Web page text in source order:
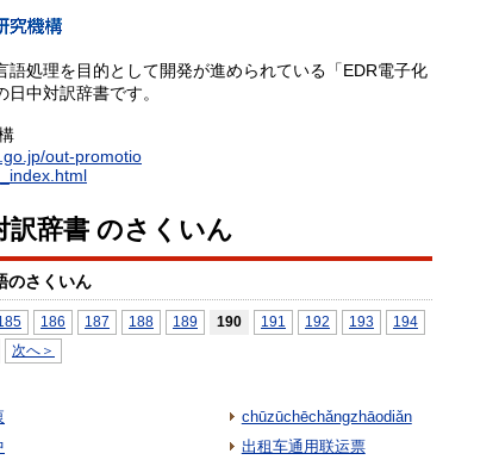
語処理を目的として開発が進められている「EDR電子化
中対訳辞書です。
out-promotio
訳辞書 のさくいん
のさくいん
186 187 188 189 190 191 192 193
194
次へ＞
chūzūchēchǎngzhāodiǎn
出租车通用联运票